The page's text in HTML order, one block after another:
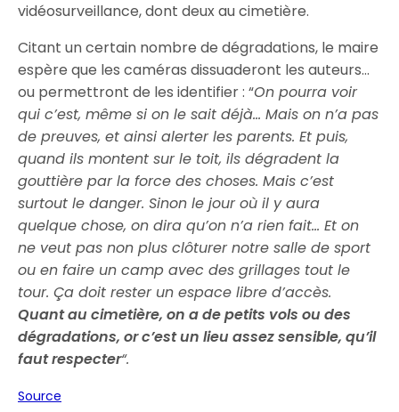
vidéosurveillance, dont deux au cimetière.
Citant un certain nombre de dégradations, le maire
espère que les caméras dissuaderont les auteurs…
ou permettront de les identifier : “On pourra voir
qui c’est, même si on le sait déjà… Mais on n’a pas
de preuves, et ainsi alerter les parents. Et puis,
quand ils montent sur le toit, ils dégradent la
gouttière par la force des choses. Mais c’est
surtout le danger. Sinon le jour où il y aura
quelque chose, on dira qu’on n’a rien fait… Et on
ne veut pas non plus clôturer notre salle de sport
ou en faire un camp avec des grillages tout le
tour. Ça doit rester un espace libre d’accès.
Quant au cimetière, on a de petits vols ou des
dégradations, or c’est un lieu assez sensible, qu’il
faut respecter“.
Source